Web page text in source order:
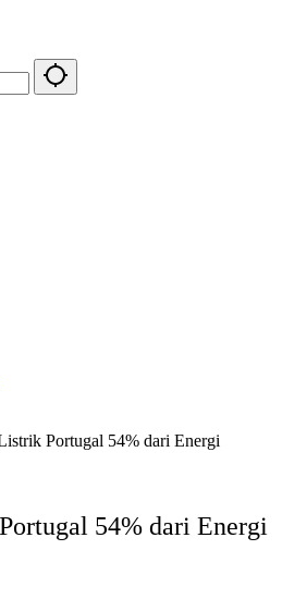
Portugal 54% dari Energi
54% dari Energi